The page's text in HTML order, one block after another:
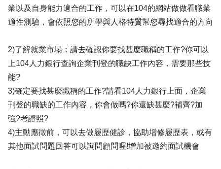
業以及自身能力適合的工作，可以在104的網站做做看職業
適性測驗，會依照您的所學與人格特質幫您尋找適合的方向
2)了解就業市場：請去確認你要找甚麼職稱的工作?你可以
上104人力銀行查詢企業刊登的職缺工作內容，需要那些技
能?
3)確定要找甚麼職稱的工作?請看104人力銀行上面，企業
刊登的職缺的工作內容，你會做嗎?你還缺甚麼?補齊?加
強?考證照?
4)主動應徵前，可以去做履歷健診，協助增修履歷表，或有
其他面試問題回答可以詢問顧問喔!增加被邀約面試機會